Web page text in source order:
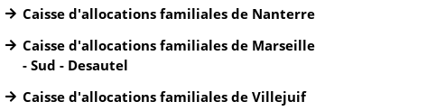
Caisse d'allocations familiales de Nanterre
Caisse d'allocations familiales de Marseille
- Sud - Desautel
Caisse d'allocations familiales de Villejuif